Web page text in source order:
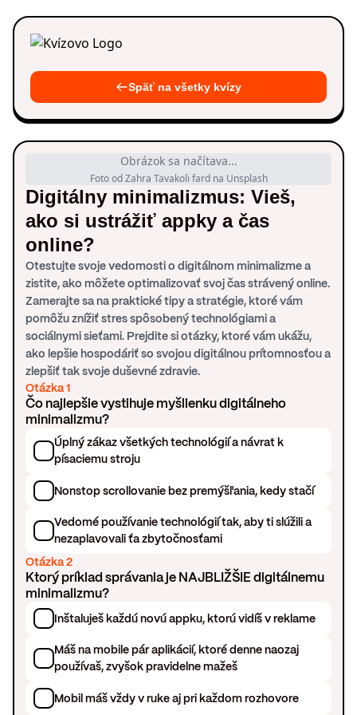
Späť na všetky kvízy
Obrázok sa načítava...
Foto od Zahra Tavakoli fard na Unsplash
Digitálny minimalizmus: Vieš,
ako si ustrážiť appky a čas
online?
Otestujte svoje vedomosti o digitálnom minimalizme a
zistite, ako môžete optimalizovať svoj čas strávený online.
Zamerajte sa na praktické tipy a stratégie, ktoré vám
pomôžu znížiť stres spôsobený technológiami a
sociálnymi sieťami. Prejdite si otázky, ktoré vám ukážu,
ako lepšie hospodáriť so svojou digitálnou prítomnosťou a
zlepšiť tak svoje duševné zdravie.
Otázka 1
Čo najlepšie vystihuje myšlienku digitálneho
minimalizmu?
Úplný zákaz všetkých technológií a návrat k
písaciemu stroju
Nonstop scrollovanie bez premýšľania, kedy stačí
Vedomé používanie technológií tak, aby ti slúžili a
nezaplavovali ťa zbytočnosťami
Otázka 2
Ktorý príklad správania je NAJBLIŽŠIE digitálnemu
minimalizmu?
Inštaluješ každú novú appku, ktorú vidíš v reklame
Máš na mobile pár aplikácií, ktoré denne naozaj
používaš, zvyšok pravidelne mažeš
Mobil máš vždy v ruke aj pri každom rozhovore